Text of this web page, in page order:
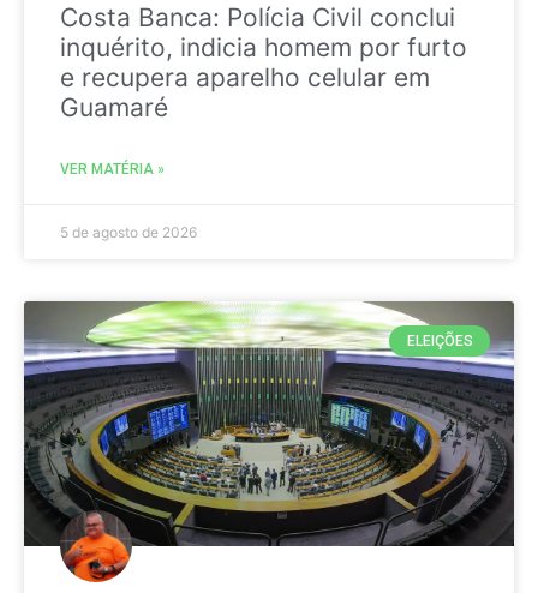
Costa Banca: Polícia Civil conclui
inquérito, indicia homem por furto
e recupera aparelho celular em
Guamaré
VER MATÉRIA »
5 de agosto de 2026
ELEIÇÕES